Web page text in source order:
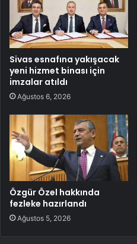
Sivas esnafına yakışacak
yeni hizmet binası için
imzalar atıldı
Ağustos 6, 2026
Özgür Özel hakkında
fezleke hazırlandı
Ağustos 5, 2026